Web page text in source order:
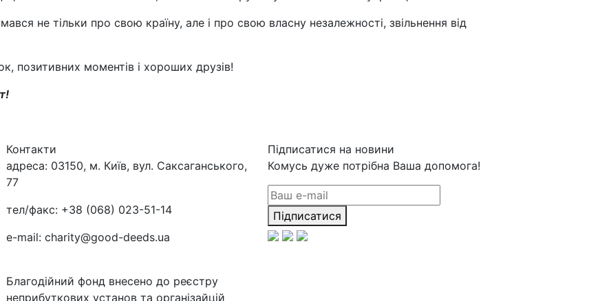
не тільки про свою країну, але і про свою власну незалежності, звільнення від
позитивних моментів і хороших друзів!
Контакти
адреса: 03150, м. Київ, вул. Саксаганського,
77
тел/факс: +38 (068) 023-51-14
e-mail: charity@good-deeds.ua
Благодійний фонд внесено до реєстру
неприбуткових установ та організайцій
Підписатися на новини
Комусь дуже потрібна Ваша допомога!
Підписатися